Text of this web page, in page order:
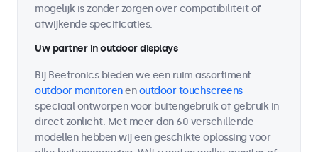
mogelijk is zonder zorgen over compatibiliteit of
afwijkende specificaties.
Uw partner in outdoor displays
Bij Beetronics bieden we een ruim assortiment
outdoor monitorenenoutdoor touchscreens
speciaal ontworpen voor buitengebruik of gebruik in
direct zonlicht. Met meer dan 60 verschillende
modellen hebben wij een geschikte oplossing voor